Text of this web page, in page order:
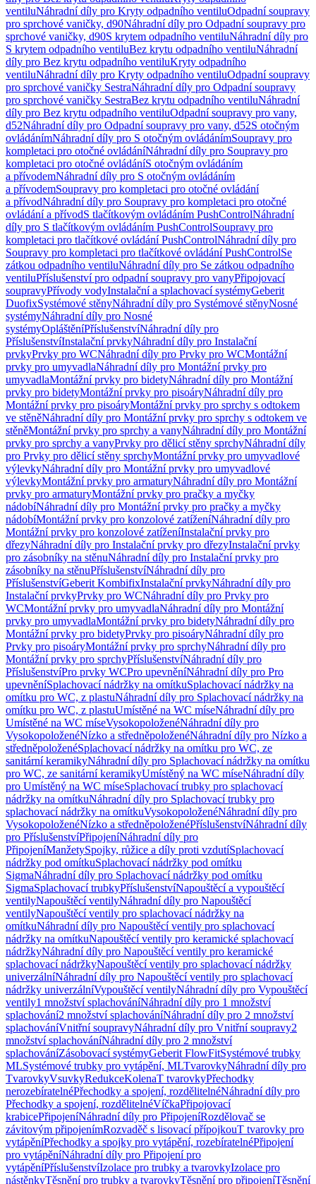
ventiluNáhradní díly pro Kryty odpadního ventiluOdpadní soupravy
pro sprchové vaničky, d90Náhradní díly pro Odpadní soupravy pro
sprchové vaničky, d90S krytem odpadního ventiluNáhradní díly pro
S krytem odpadního ventiluBez krytu odpadního ventiluNáhradní
díly pro Bez krytu odpadního ventiluKryty odpadního
ventiluNáhradní díly pro Kryty odpadního ventiluOdpadní soupravy
pro sprchové vaničky SestraNáhradní díly pro Odpadní soupravy
pro sprchové vaničky SestraBez krytu odpadního ventiluNáhradní
díly pro Bez krytu odpadního ventiluOdpadní soupravy pro vany,
d52Náhradní díly pro Odpadní soupravy pro vany, d52S otočným
ovládánímNáhradní díly pro S otočným ovládánímSoupravy pro
kompletaci pro otočné ovládáníNáhradní díly pro Soupravy pro
kompletaci pro otočné ovládáníS otočným ovládáním
a přívodemNáhradní díly pro S otočným ovládáním
a přívodemSoupravy pro kompletaci pro otočné ovládání
a přívodNáhradní díly pro Soupravy pro kompletaci pro otočné
ovládání a přívodS tlačítkovým ovládáním PushControlNáhradní
díly pro S tlačítkovým ovládáním PushControlSoupravy pro
kompletaci pro tlačítkové ovládání PushControlNáhradní díly pro
Soupravy pro kompletaci pro tlačítkové ovládání PushControlSe
zátkou odpadního ventiluNáhradní díly pro Se zátkou odpadního
ventiluPříslušenství pro odpadní soupravy pro vanyPřipojovací
soupravyPřívody vodyInstalační a splachovací systémyGeberit
DuofixSystémové stěnyNáhradní díly pro Systémové stěnyNosné
systémyNáhradní díly pro Nosné
systémyOpláštěníPříslušenstvíNáhradní díly pro
PříslušenstvíInstalační prvkyNáhradní díly pro Instalační
prvkyPrvky pro WCNáhradní díly pro Prvky pro WCMontážní
prvky pro umyvadlaNáhradní díly pro Montážní prvky pro
umyvadlaMontážní prvky pro bidetyNáhradní díly pro Montážní
prvky pro bidetyMontážní prvky pro pisoáryNáhradní díly pro
Montážní prvky pro pisoáryMontážní prvky pro sprchy s odtokem
ve stěněNáhradní díly pro Montážní prvky pro sprchy s odtokem ve
stěněMontážní prvky pro sprchy a vanyNáhradní díly pro Montážní
prvky pro sprchy a vanyPrvky pro dělicí stěny sprchyNáhradní díly
pro Prvky pro dělicí stěny sprchyMontážní prvky pro umyvadlové
výlevkyNáhradní díly pro Montážní prvky pro umyvadlové
výlevkyMontážní prvky pro armaturyNáhradní díly pro Montážní
prvky pro armaturyMontážní prvky pro pračky a myčky
nádobíNáhradní díly pro Montážní prvky pro pračky a myčky
nádobíMontážní prvky pro konzolové zatíženíNáhradní díly pro
Montážní prvky pro konzolové zatíženíInstalační prvky pro
dřezyNáhradní díly pro Instalační prvky pro dřezyInstalační prvky
pro zásobníky na stěnuNáhradní díly pro Instalační prvky pro
zásobníky na stěnuPříslušenstvíNáhradní díly pro
PříslušenstvíGeberit KombifixInstalační prvkyNáhradní díly pro
Instalační prvkyPrvky pro WCNáhradní díly pro Prvky pro
WCMontážní prvky pro umyvadlaNáhradní díly pro Montážní
prvky pro umyvadlaMontážní prvky pro bidetyNáhradní díly pro
Montážní prvky pro bidetyPrvky pro pisoáryNáhradní díly pro
Prvky pro pisoáryMontážní prvky pro sprchyNáhradní díly pro
Montážní prvky pro sprchyPříslušenstvíNáhradní díly pro
PříslušenstvíPro prvky WCPro upevněníNáhradní díly pro Pro
upevněníSplachovací nádržky na omítkuSplachovací nádržky na
omítku pro WC, z plastuNáhradní díly pro Splachovací nádržky na
omítku pro WC, z plastuUmístěné na WC míseNáhradní díly pro
Umístěné na WC míseVysokopoloženéNáhradní díly pro
VysokopoloženéNízko a středněpoloženéNáhradní díly pro Nízko a
středněpoloženéSplachovací nádržky na omítku pro WC, ze
sanitární keramikyNáhradní díly pro Splachovací nádržky na omítku
pro WC, ze sanitární keramikyUmístěný na WC míseNáhradní díly
pro Umístěný na WC míseSplachovací trubky pro splachovací
nádržky na omítkuNáhradní díly pro Splachovací trubky pro
splachovací nádržky na omítkuVysokopoloženéNáhradní díly pro
VysokopoloženéNízko a středněpoloženéPříslušenstvíNáhradní díly
pro PříslušenstvíPřipojeníNáhradní díly pro
PřipojeníManžetySpojky, růžice a díly proti vzdutíSplachovací
nádržky pod omítkuSplachovací nádržky pod omítku
SigmaNáhradní díly pro Splachovací nádržky pod omítku
SigmaSplachovací trubkyPříslušenstvíNapouštěcí a vypouštěcí
ventilyNapouštěcí ventilyNáhradní díly pro Napouštěcí
ventilyNapouštěcí ventily pro splachovací nádržky na
omítkuNáhradní díly pro Napouštěcí ventily pro splachovací
nádržky na omítkuNapouštěcí ventily pro keramické splachovací
nádržkyNáhradní díly pro Napouštěcí ventily pro keramické
splachovací nádržkyNapouštěcí ventily pro splachovací nádržky
univerzálníNáhradní díly pro Napouštěcí ventily pro splachovací
nádržky univerzálníVypouštěcí ventilyNáhradní díly pro Vypouštěcí
ventily1 množství splachováníNáhradní díly pro 1 množství
splachování2 množství splachováníNáhradní díly pro 2 množství
splachováníVnitřní soupravyNáhradní díly pro Vnitřní soupravy2
množství splachováníNáhradní díly pro 2 množství
splachováníZásobovací systémyGeberit FlowFitSystémové trubky
MLSystémové trubky pro vytápění, MLTvarovkyNáhradní díly pro
TvarovkyVsuvkyRedukceKolenaT tvarovkyPřechodky
nerozebíratelnéPřechodky a spojení, rozdělitelnéNáhradní díly pro
Přechodky a spojení, rozdělitelnéVíčkaPřipojovací
krabicePřipojeníNáhradní díly pro PřipojeníRozdělovač se
závitovým připojenímRozvaděč s lisovací přípojkouT tvarovky pro
vytápěníPřechodky a spojky pro vytápění, rozebíratelnéPřipojení
pro vytápěníNáhradní díly pro Připojení pro
vytápěníPříslušenstvíIzolace pro trubky a tvarovkyIzolace pro
nástěnkyTěsnění pro trubky a tvarovkyTěsnění pro připojeníTěsnění